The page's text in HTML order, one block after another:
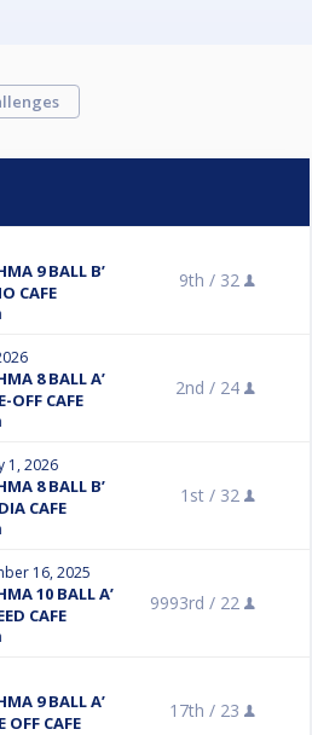
9 BALL B’
CAFE
9th / 32
8 BALL A’
CAFE
2nd / 24
1, 2026
8 BALL B’
CAFE
1st / 32
16, 2025
10 BALL A’
CAFE
9993rd / 22
9 BALL A’
CAFE
17th / 23